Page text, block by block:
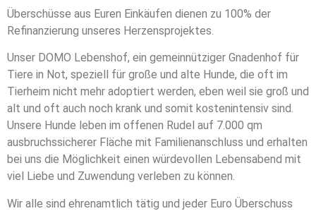
Überschüsse aus Euren Einkäufen dienen zu 100% der
Refinanzierung unseres Herzensprojektes.
Unser DOMO Lebenshof, ein gemeinnütziger Gnadenhof für
Tiere in Not, speziell für große und alte Hunde, die oft im
Tierheim nicht mehr adoptiert werden, eben weil sie groß und
alt und oft auch noch krank und somit kostenintensiv sind.
Unsere Hunde leben im offenen Rudel auf 7.000 qm
ausbruchssicherer Fläche mit Familienanschluss und erhalten
bei uns die Möglichkeit einen würdevollen Lebensabend mit
viel Liebe und Zuwendung verleben zu können.
Wir alle sind ehrenamtlich tätig und jeder Euro Überschuss